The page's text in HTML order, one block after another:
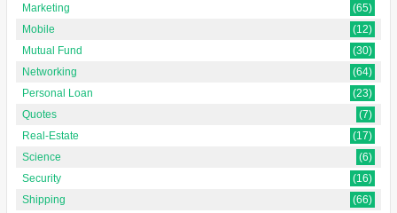
Marketing
(65)
Mobile
(12)
Mutual Fund
(30)
Networking
(64)
Personal Loan
(23)
Quotes
(7)
Real-Estate
(17)
Science
(6)
Security
(16)
Shipping
(66)